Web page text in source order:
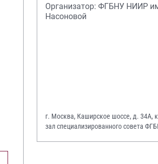
Организатор: ФГБНУ НИИР
Насоновой
г. Москва, Каширское шоссе, д. 34А,
зал специализированного совета